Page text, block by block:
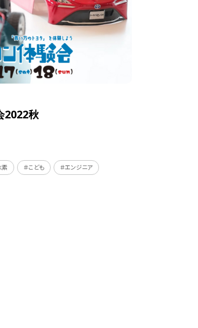
2022秋
素 ＃こども ＃エンジニア